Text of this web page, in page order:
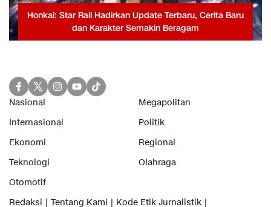
Honkai: Star Rail Hadirkan Update Terbaru, Cerita Baru
dan Karakter Semakin Beragam
Nasional
Megapolitan
Internasional
Politik
Ekonomi
Regional
Teknologi
Olahraga
Otomotif
Redaksi
Tentang Kami Kode Etik Jurnalistik